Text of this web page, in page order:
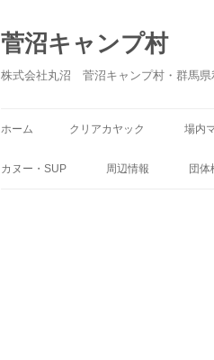
菅沼キャンプ村
株式会社丸沼 菅沼キャンプ村・群馬県
ホーム クリアカヤック 場内
カヌー・SUP 周辺情報 団体